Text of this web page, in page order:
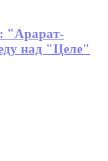
"Арарат-
над "Целе"